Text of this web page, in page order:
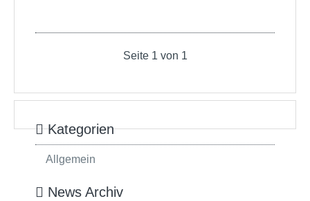
Seite 1 von 1
Kategorien
Allgemein
News Archiv